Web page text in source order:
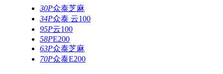
30P众泰芝麻
34P众泰 云100
95P云100
58PE200
63P众泰芝麻
70P众泰E200